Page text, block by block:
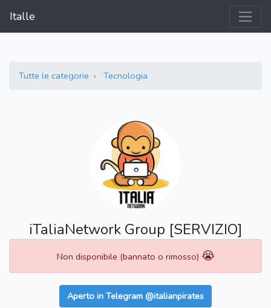
Italle
Tutte le categorie Tecnologia
iTaliaNetwork Group [SERVIZIO]
Non disponibile (bannato o rimosso) 😭
Aperto in Telegram @italianpirates